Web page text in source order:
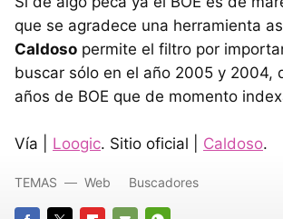
que se agradece una herramienta
Caldoso permite el filtro por
buscar sólo en el año 2005 y 2004,
años de BOE que de momento
Vía | Loogic. Sitio oficial | Caldoso.
TEMAS Web Buscadores